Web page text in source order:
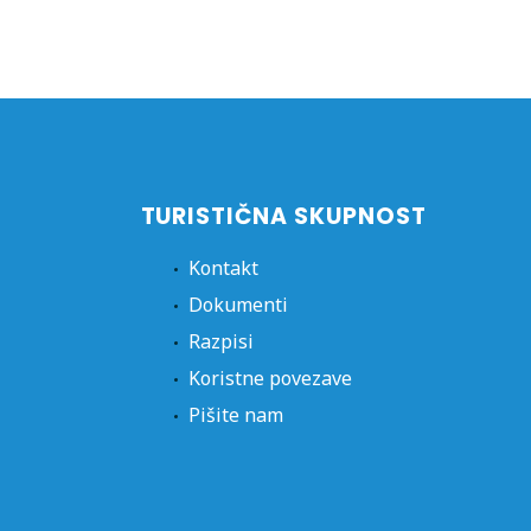
TURISTIČNA SKUPNOST
Kontakt
Dokumenti
Razpisi
Koristne povezave
Pišite nam